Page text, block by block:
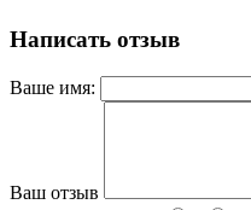
Написать отзыв
Ваше имя:
Ваш отзыв